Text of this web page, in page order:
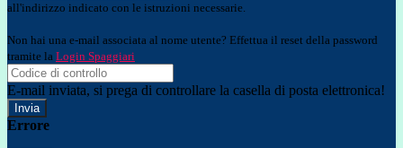
all'indirizzo indicato con le istruzioni necessarie.
Non hai una e-mail associata al nome utente? Effettua il reset della password
tramite la Login Spaggiari
E-mail inviata, si prega di controllare la casella di posta elettronica!
Errore